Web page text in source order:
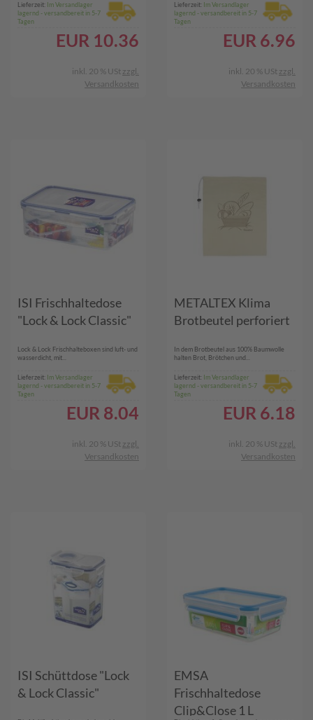
Lieferzeit: Im Versandlager
lagernd - versandbereit in 5-7
Tagen
EUR 10.36
inkl. 20 % USt zzgl.
Versandkosten
Lieferzeit: Im Versandlager
lagernd - versandbereit in 5-7
Tagen
EUR 6.96
inkl. 20 % USt zzgl.
Versandkosten
ISI Frischhaltedose
"Lock & Lock Classic"
Lock & Lock Frischhalteboxen sind luft- und
wasserdicht, mit...
Lieferzeit: Im Versandlager
lagernd - versandbereit in 5-7
Tagen
EUR 8.04
inkl. 20 % USt zzgl.
Versandkosten
METALTEX Klima
Brotbeutel perforiert
In dem Brotbeutel aus 100% Baumwolle
halten Brot, Brötchen und...
Lieferzeit: Im Versandlager
lagernd - versandbereit in 5-7
Tagen
EUR 6.18
inkl. 20 % USt zzgl.
Versandkosten
ISI Schüttdose "Lock
& Lock Classic"
EMSA
Frischhaltedose
Clip&Close 1 L